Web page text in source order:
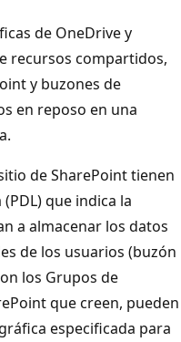
de OneDrive y
recursos compartidos,
y buzones de
en reposo en una
de SharePoint tienen
que indica la
a almacenar los datos
de los usuarios (buzón
los Grupos de
que creen, pueden
especificada para